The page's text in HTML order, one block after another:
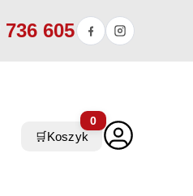
736 605
🛒Koszyk
0